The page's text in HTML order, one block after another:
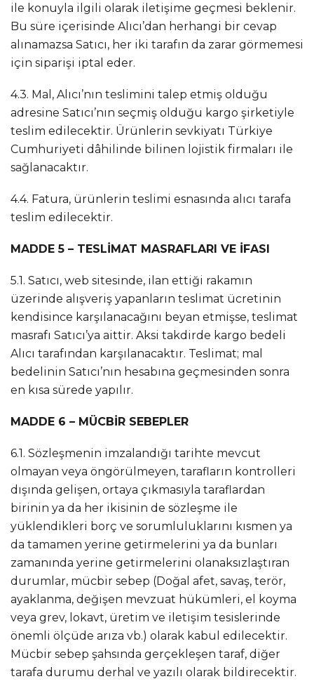
ile konuyla ilgili olarak iletişime geçmesi beklenir.
Bu süre içerisinde Alıcı’dan herhangi bir cevap
alınamazsa Satıcı, her iki tarafın da zarar görmemesi
için siparişi iptal eder.
4.3. Mal, Alıcı’nın teslimini talep etmiş olduğu
adresine Satıcı’nın seçmiş olduğu kargo şirketiyle
teslim edilecektir. Ürünlerin sevkiyatı Türkiye
Cumhuriyeti dâhilinde bilinen lojistik firmaları ile
sağlanacaktır.
4.4. Fatura, ürünlerin teslimi esnasında alıcı tarafa
teslim edilecektir.
MADDE 5 – TESLİMAT MASRAFLARI VE İFASI
5.1. Satıcı, web sitesinde, ilan ettiği rakamın
üzerinde alışveriş yapanların teslimat ücretinin
kendisince karşılanacağını beyan etmişse, teslimat
masrafı Satıcı’ya aittir. Aksi takdirde kargo bedeli
Alıcı tarafından karşılanacaktır. Teslimat; mal
bedelinin Satıcı’nın hesabına geçmesinden sonra
en kısa sürede yapılır.
MADDE 6 – MÜCBİR SEBEPLER
6.1. Sözleşmenin imzalandığı tarihte mevcut
olmayan veya öngörülmeyen, tarafların kontrolleri
dışında gelişen, ortaya çıkmasıyla taraflardan
birinin ya da her ikisinin de sözleşme ile
yüklendikleri borç ve sorumluluklarını kısmen ya
da tamamen yerine getirmelerini ya da bunları
zamanında yerine getirmelerini olanaksızlaştıran
durumlar, mücbir sebep (Doğal afet, savaş, terör,
ayaklanma, değişen mevzuat hükümleri, el koyma
veya grev, lokavt, üretim ve iletişim tesislerinde
önemli ölçüde arıza vb.) olarak kabul edilecektir.
Mücbir sebep şahsında gerçekleşen taraf, diğer
tarafa durumu derhal ve yazılı olarak bildirecektir.